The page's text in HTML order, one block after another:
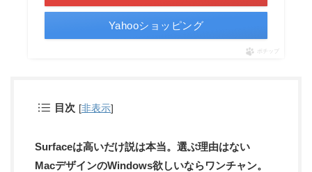
Yahooショッピング
ポチップ
目次 [非表示]
Surfaceは高いだけ説は本当。選ぶ理由はない
MacデザインのWindows欲しいならワンチャン。